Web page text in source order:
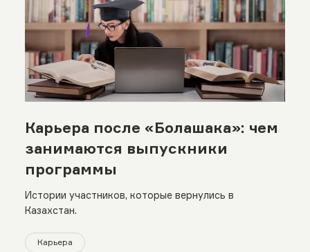
Карьера после «Болашака»: чем
занимаются выпускники
программы
Истории участников, которые вернулись в
Казахстан.
Карьера